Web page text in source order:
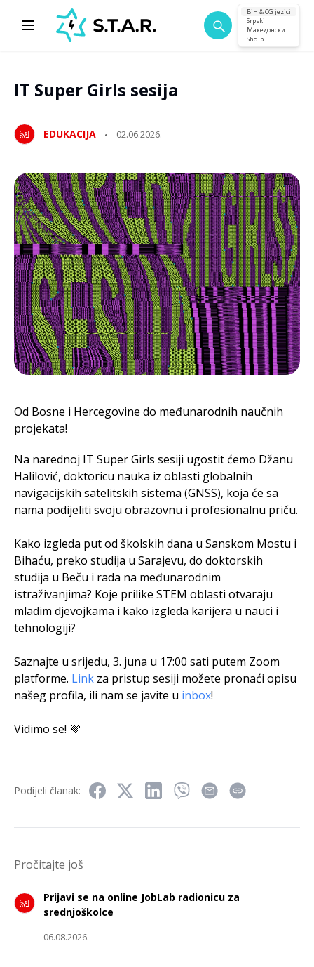
BiH & CG jezici
Srpski
Македонски
Shqip
IT Super Girls sesija
EDUKACIJA 02.06.2026.
Od Bosne i Hercegovine do međunarodnih naučnih
projekata!
Na narednoj IT Super Girls sesiji ugostit ćemo Džanu
Halilović, doktoricu nauka iz oblasti globalnih
navigacijskih satelitskih sistema (GNSS), koja će sa
nama podijeliti svoju obrazovnu i profesionalnu priču.
Kako izgleda put od školskih dana u Sanskom Mostu i
Bihaću, preko studija u Sarajevu, do doktorskih
studija u Beču i rada na međunarodnim
istraživanjima? Koje prilike STEM oblasti otvaraju
mladim djevojkama i kako izgleda karijera u nauci i
tehnologiji?
Saznajte u srijedu, 3. juna u 17:00 sati putem Zoom
platforme. Link za pristup sesiji možete pronaći opisu
našeg profila, ili nam se javite u inbox!
Vidimo se! 💜
Podijeli članak:
Pročitajte još
Prijavi se na online JobLab radionicu za
srednjoškolce
06.08.2026.